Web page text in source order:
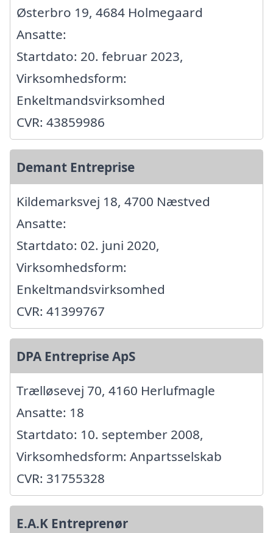
Østerbro 19, 4684 Holmegaard
Ansatte:
Startdato: 20. februar 2023,
Virksomhedsform:
Enkeltmandsvirksomhed
CVR: 43859986
Demant Entreprise
Kildemarksvej 18, 4700 Næstved
Ansatte:
Startdato: 02. juni 2020,
Virksomhedsform:
Enkeltmandsvirksomhed
CVR: 41399767
DPA Entreprise ApS
Trælløsevej 70, 4160 Herlufmagle
Ansatte: 18
Startdato: 10. september 2008,
Virksomhedsform: Anpartsselskab
CVR: 31755328
E.A.K Entreprenør